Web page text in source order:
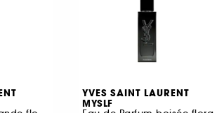
YVES SAINT LAURENT
MYSLF